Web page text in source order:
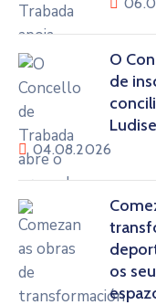
O
de
04.08.2026
os